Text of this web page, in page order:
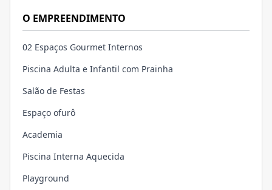
O EMPREENDIMENTO
02 Espaços Gourmet Internos
Piscina Adulta e Infantil com Prainha
Salão de Festas
Espaço ofurô
Academia
Piscina Interna Aquecida
Playground